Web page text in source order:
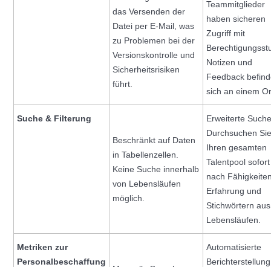
das Versenden der
Datei per E-Mail, was
zu Problemen bei der
Versionskontrolle und
Sicherheitsrisiken
führt.
Teammitglieder
haben sicheren
Zugriff mit
Notizen und
Feedback
sich an einem
Suche & Filterung
Beschränkt auf Daten
in Tabellenzellen.
Keine Suche innerhalb
von Lebensläufen
möglich.
Erweiterte
Durchsuchen
Ihren gesamten
Talentpool sofort
nach
Erfahrung und
Stichwörtern aus
Lebensläufen.
Metriken zur
Personalbeschaffung
Automatisierte